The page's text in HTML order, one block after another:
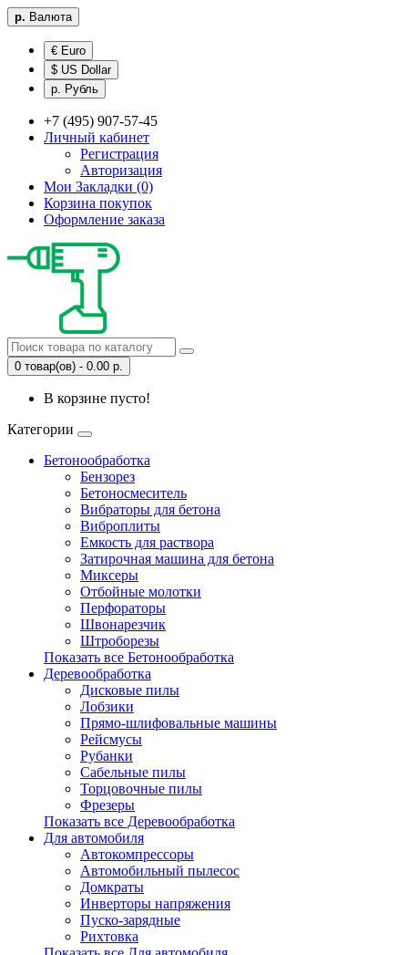
р. Валюта
€ Euro
$ US Dollar
р. Рубль
+7 (495) 907-57-45
Личный кабинет
Регистрация
Авторизация
Мои Закладки (0)
Корзина покупок
Оформление заказа
0 товар(ов) - 0.00 р.
В корзине пусто!
Категории
Бетонообработка
Бензорез
Бетоносмеситель
Вибраторы для бетона
Виброплиты
Емкость для раствора
Затирочная машина для бетона
Миксеры
Отбойные молотки
Перфораторы
Швонарезчик
Штроборезы
Показать все Бетонообработка
Деревообработка
Дисковые пилы
Лобзики
Прямо-шлифовальные машины
Рейсмусы
Рубанки
Сабельные пилы
Торцовочные пилы
Фрезеры
Показать все Деревообработка
Для автомобиля
Автокомпрессоры
Автомобильный пылесос
Домкраты
Инверторы напряжения
Пуско-зарядные
Рихтовка